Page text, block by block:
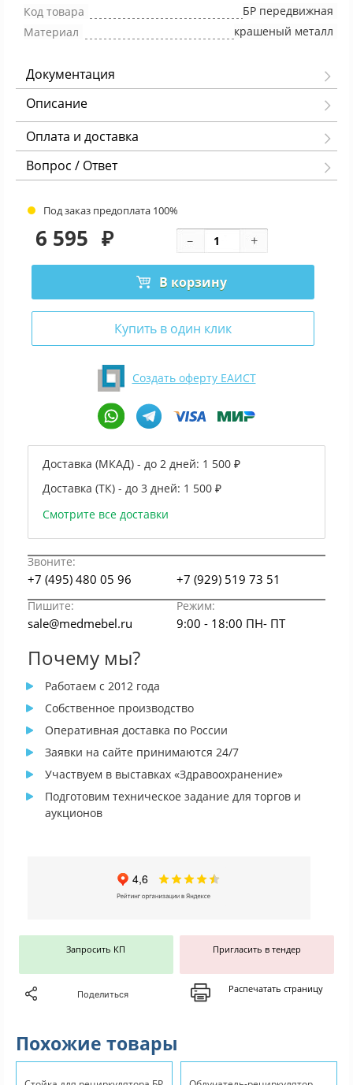
Код товара
БР передвижная
Материал
крашеный металл
Документация
Описание
Оплата и доставка
Вопрос / Ответ
Под заказ предоплата 100%
6 595 ₽
В корзину
Купить в один клик
Создать оферту ЕАИСТ
Доставка (МКАД) - до 2 дней: 1 500 ₽
Доставка (ТК) - до 3 дней: 1 500 ₽
Смотрите все доставки
Звоните:
+7 (495) 480 05 96 +7 (929) 519 73 51
Пишите: Режим:
sale@medmebel.ru 9:00 - 18:00 ПН- ПТ
Почему мы?
Работаем с 2012 года
Собственное производство
Оперативная доставка по России
Заявки на сайте принимаются 24/7
Участвуем в выставках «Здравоохранение»
Подготовим техническое задание для торгов и
аукционов
Запросить КП Пригласить в тендер
Поделиться Распечатать страницу
Похожие товары